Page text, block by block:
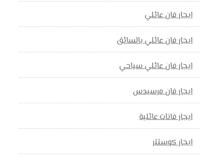
ايجار فان عائلي
ايجار فان عائلي بالسائق
ايجار فان عائلي سياحي
ايجار فان مرسيدس
ايجار فانات عائلية
ايجار كوستتر